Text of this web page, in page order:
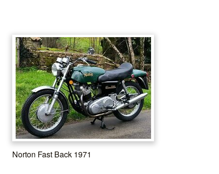
Norton Fast Back 1971